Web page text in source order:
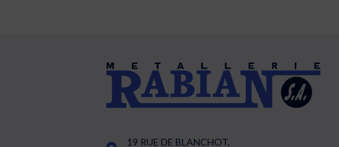
19 RUE DE BLANCHOT,